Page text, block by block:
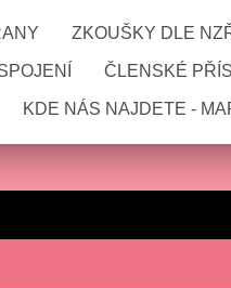
ZKOUŠKY DLE
ČLENSKÉ
KDE NÁS NAJDETE -